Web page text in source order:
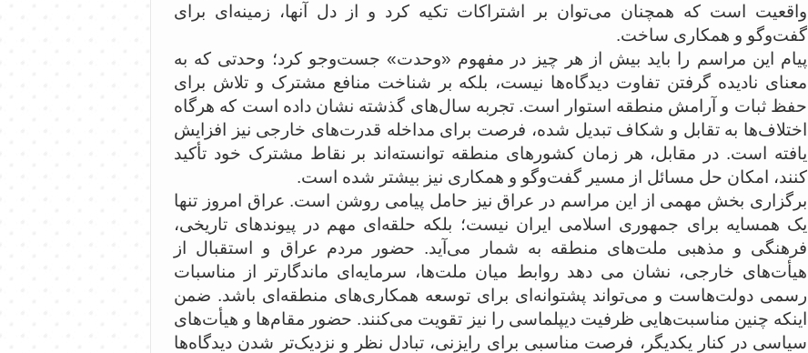
واقعیت است که همچنان می‌توان بر اشتراکات تکیه کرد و از دل آنها، زمینه‌ای برای
گفت‌وگو و همکاری ساخت.
پیام این مراسم را باید بیش از هر چیز در مفهوم «وحدت» جست‌وجو کرد؛ وحدتی که به
معنای نادیده گرفتن تفاوت دیدگاه‌ها نیست، بلکه بر شناخت منافع مشترک و تلاش برای
حفظ ثبات و آرامش منطقه استوار است. تجربه سال‌های گذشته نشان داده است که هرگاه
اختلاف‌ها به تقابل و شکاف تبدیل شده، فرصت برای مداخله قدرت‌های خارجی نیز افزایش
یافته است. در مقابل، هر زمان کشورهای منطقه توانسته‌اند بر نقاط مشترک خود تأکید
کنند، امکان حل مسائل از مسیر گفت‌وگو و همکاری نیز بیشتر شده است.
برگزاری بخش مهمی از این مراسم در عراق نیز حامل پیامی روشن است. عراق امروز تنها
یک همسایه برای جمهوری اسلامی ایران نیست؛ بلکه حلقه‌ای مهم در پیوندهای تاریخی،
فرهنگی و مذهبی ملت‌های منطقه به شمار می‌آید. حضور مردم عراق و استقبال از
هیأت‌های خارجی، نشان می دهد روابط میان ملت‌ها، سرمایه‌ای ماندگارتر از مناسبات
رسمی دولت‌هاست و می‌تواند پشتوانه‌ای برای توسعه همکاری‌های منطقه‌ای باشد. ضمن
اینکه چنین مناسبت‌هایی ظرفیت دیپلماسی را نیز تقویت می‌کنند. حضور مقام‌ها و هیأت‌های
سیاسی در کنار یکدیگر، فرصت مناسبی برای رایزنی، تبادل نظر و نزدیک‌تر شدن دیدگاه‌ها